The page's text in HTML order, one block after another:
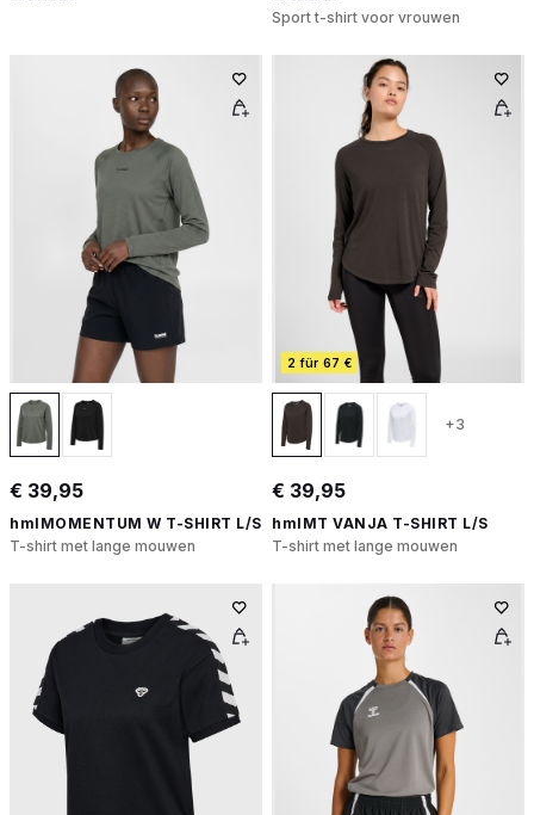
Sport t-shirt voor vrouwen
€ 39,95
hmlMOMENTUM W T-SHIRT L/S
T-shirt met lange mouwen
2 für 67 €
+3
€ 39,95
hmlMT VANJA T-SHIRT L/S
T-shirt met lange mouwen